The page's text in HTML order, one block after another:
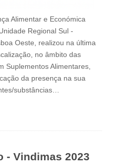
Alimentar e Económica
Regional Sul -
Oeste, realizou na última
no âmbito das
Suplementos Alimentares,
da presença na sua
substâncias…
- Vindimas 2023